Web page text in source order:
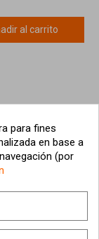
al carrito
para fines
en base a
(por